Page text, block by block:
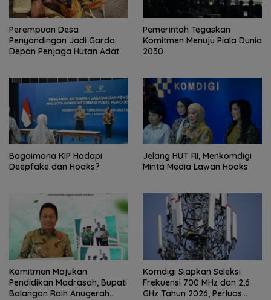
Perempuan Desa
Penyandingan Jadi Garda
Depan Penjaga Hutan Adat
Pemerintah Tegaskan
Komitmen Menuju Piala Dunia
2030
Bagaimana KIP Hadapi
Deepfake dan Hoaks?
Jelang HUT RI, Menkomdigi
Minta Media Lawan Hoaks
Komitmen Majukan
Pendidikan Madrasah, Bupati
Balangan Raih Anugerah
Komdigi Siapkan Seleksi
Frekuensi 700 MHz dan 2,6
GHz Tahun 2026, Perluas